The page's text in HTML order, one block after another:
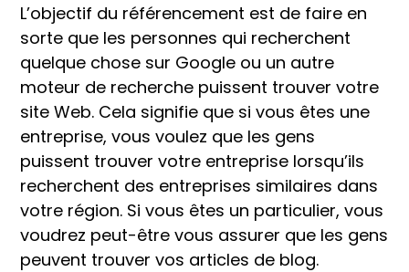
L’objectif du référencement est de faire en
sorte que les personnes qui recherchent
quelque chose sur Google ou un autre
moteur de recherche puissent trouver votre
site Web. Cela signifie que si vous êtes une
entreprise, vous voulez que les gens
puissent trouver votre entreprise lorsqu’ils
recherchent des entreprises similaires dans
votre région. Si vous êtes un particulier, vous
voudrez peut-être vous assurer que les gens
peuvent trouver vos articles de blog.